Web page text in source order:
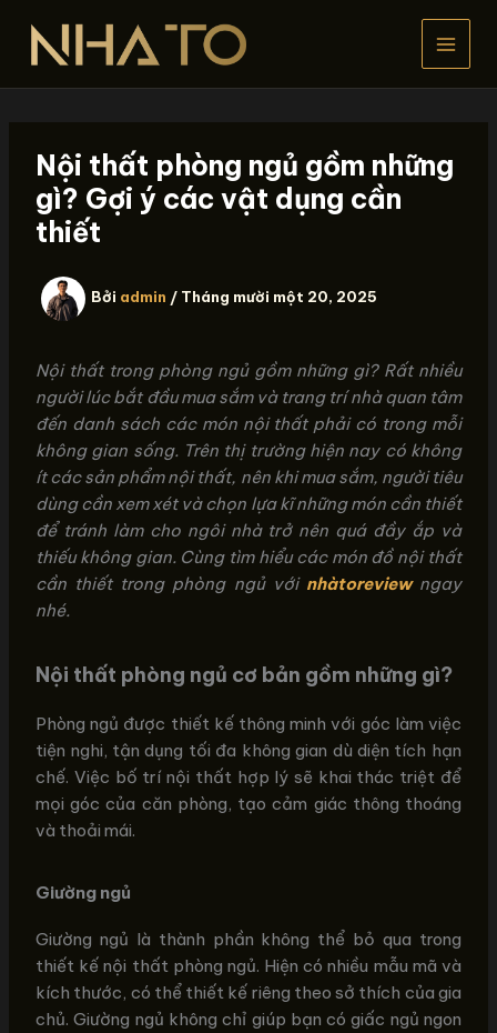
dung
Nội thất phòng ngủ gồm những
gì? Gợi ý các vật dụng cần
thiết
Bởi admin / Tháng mười một 20, 2025
Nội thất trong phòng ngủ gồm những gì? Rất nhiều
người lúc bắt đầu mua sắm và trang trí nhà quan tâm
đến danh sách các món nội thất phải có trong mỗi
không gian sống. Trên thị trường hiện nay có không
ít các sản phẩm nội thất, nên khi mua sắm, người tiêu
dùng cần xem xét và chọn lựa kĩ những món cần thiết
để tránh làm cho ngôi nhà trở nên quá đầy ắp và
thiếu không gian. Cùng tìm hiểu các món đồ nội thất
cần thiết trong phòng ngủ với nhàtoreview ngay
nhé.
Nội thất phòng ngủ cơ bản gồm những gì?
Phòng ngủ được thiết kế thông minh với góc làm việc
tiện nghi, tận dụng tối đa không gian dù diện tích hạn
chế. Việc bố trí nội thất hợp lý sẽ khai thác triệt để
mọi góc của căn phòng, tạo cảm giác thông thoáng
và thoải mái.
Giường ngủ
Giường ngủ là thành phần không thể bỏ qua trong
thiết kế nội thất phòng ngủ. Hiện có nhiều mẫu mã và
kích thước, có thể thiết kế riêng theo sở thích của gia
chủ. Giường ngủ không chỉ giúp bạn có giấc ngủ ngon